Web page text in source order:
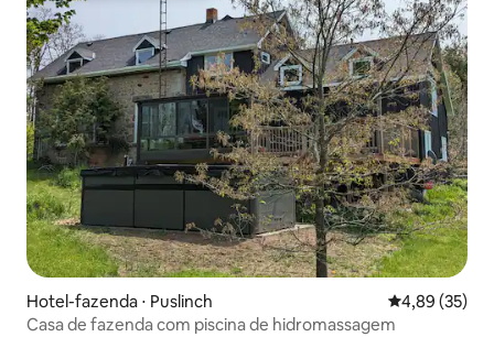
Hotel-fazenda ⋅ Puslinch 4,89 de uma
4,89 (35)
Casa de fazenda com piscina de hidromassagem